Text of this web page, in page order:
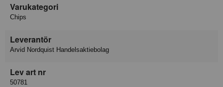
Varukategori
Chips
Leverantör
Arvid Nordquist Handelsaktiebolag
Lev art nr
50781